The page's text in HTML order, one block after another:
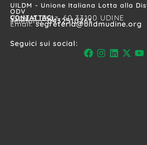
UILDM - Unione Italiana Lotta alla
ODV
CONTATTACI
Viale A. Diaz, 60 33100 UDINE
Telefono:0432510261
Email:segreteria@uildmudine.org
Seguici sui social: